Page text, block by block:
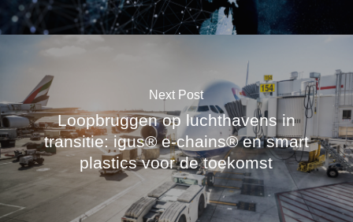
Next Post
Loopbruggen op luchthavens in
transitie: igus® e-chains® en smart
plastics voor de toekomst